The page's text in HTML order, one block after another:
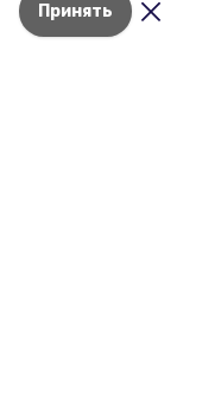
Принять
жителей. Подробнее
Контактная информация